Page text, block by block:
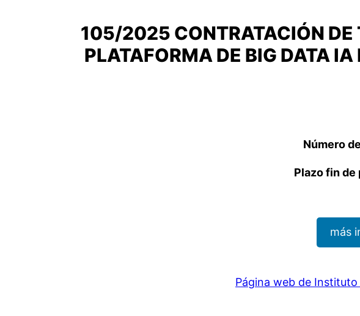
105/2025 CONTRATACIÓN
PLATAFORMA DE BIG DATA
Número
Plazo fin
más
Página web de